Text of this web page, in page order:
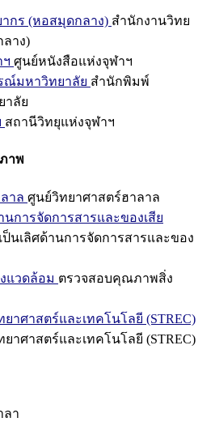
กร (หอสมุดกลาง) สำนักงานวิทย
าง)
ศูนย์หนังสือแห่งจุฬาฯ
ณ์มหาวิทยาลัย สำนักพิมพ์
าลัย
สถานีวิทยุแห่งจุฬาฯ
าพ
าล ศูนย์วิทยาศาสตร์ฮาลาล
การจัดการสารและของเสีย
นเลิศด้านการจัดการสารและของ
แวดล้อม ตรวจสอบคุณภาพสิ่ง
าศาสตร์และเทคโนโลยี (STREC)
าศาสตร์และเทคโนโลยี (STREC)
ลา